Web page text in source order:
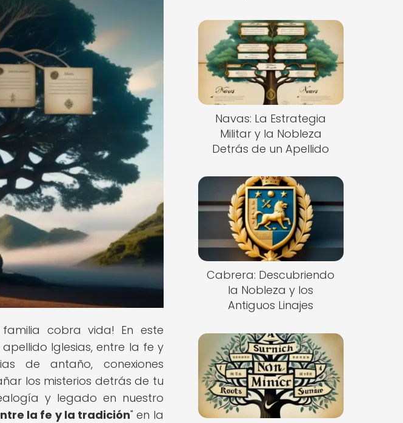
cobra vida! En este
Iglesias, entre la fe y
de antaño, conexiones
los misterios detrás de tu
y legado en nuestro
la fe y la tradición" en la
Navas: La Estrategia
Militar y la Nobleza
Detrás de un Apellido
Cabrera: Descubriendo
la Nobleza y los
Antiguos Linajes